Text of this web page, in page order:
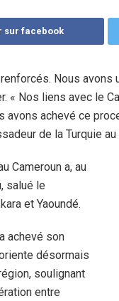
sur facebook
Nous avons
« Nos liens avec le
avons achevé ce
de la Turquie
Cameroun a, au
salué le
et Yaoundé.
achevé son
désormais
soulignant
entre